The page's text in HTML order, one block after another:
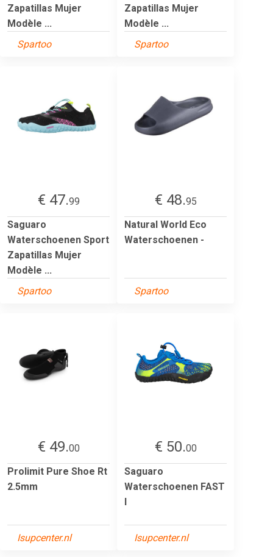
Zapatillas Mujer
Modèle ...
Spartoo
Zapatillas Mujer
Modèle ...
Spartoo
€ 47.99
Saguaro
Waterschoenen Sport
Zapatillas Mujer
Modèle ...
Spartoo
€ 48.95
Natural World Eco
Waterschoenen -
Spartoo
€ 49.00
Prolimit Pure Shoe Rt
2.5mm
Isupcenter.nl
€ 50.00
Saguaro
Waterschoenen FAST
I
Isupcenter.nl